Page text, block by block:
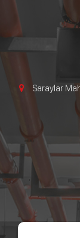
Saraylar